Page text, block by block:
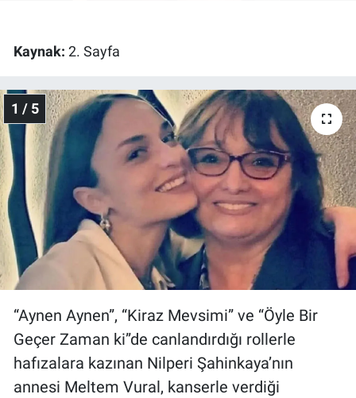
Kaynak: 2. Sayfa
1 / 5
“Aynen Aynen”, “Kiraz Mevsimi” ve “Öyle Bir
Geçer Zaman ki”de canlandırdığı rollerle
hafızalara kazınan Nilperi Şahinkaya’nın
annesi Meltem Vural, kanserle verdiği
Gün Ortası
Gündem Özel
Günün görüntüsü
Haber
İlan
Kimdir
Kültür Sanat
Ne demişti